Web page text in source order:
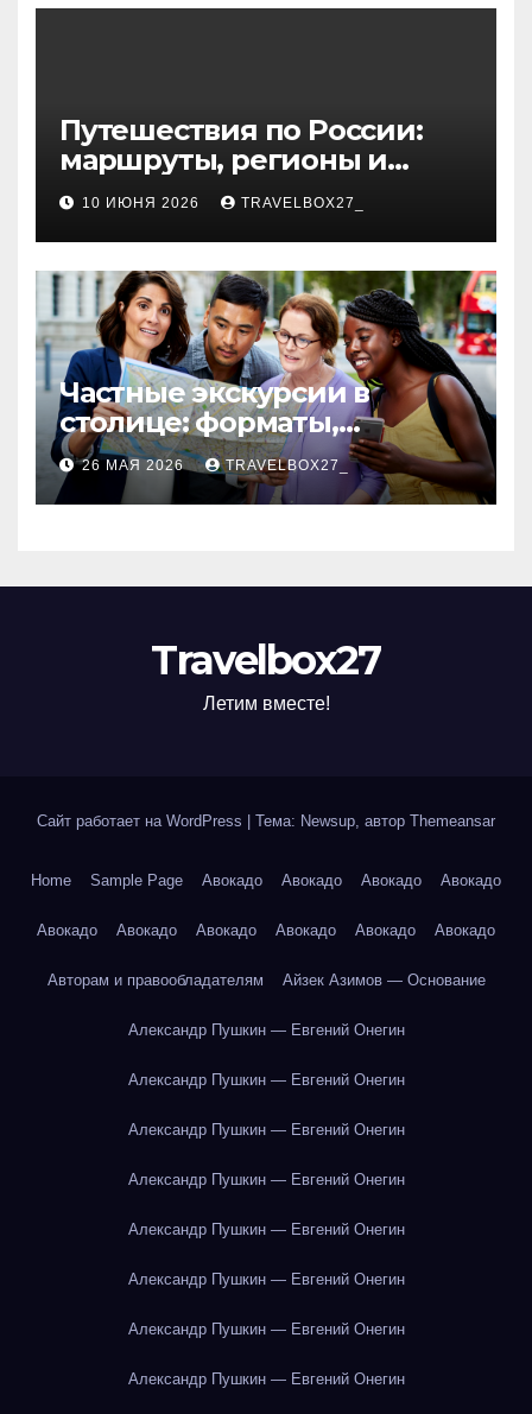
волокна
Путешествия по России:
маршруты, регионы и
особенности поездок
10 ИЮНЯ 2026 TRAVELBOX27_
Частные экскурсии в
столице: форматы,
маршруты и особенности
организации
26 МАЯ 2026 TRAVELBOX27_
Travelbox27
Летим вместе!
Сайт работает на WordPress Тема: Newsup, автор Themeansar
Home Sample Page Авокадо Авокадо Авокадо Авокадо
Авокадо Авокадо Авокадо Авокадо Авокадо Авокадо
Авторам и правообладателям Айзек Азимов — Основание
Александр Пушкин — Евгений Онегин
Александр Пушкин — Евгений Онегин
Александр Пушкин — Евгений Онегин
Александр Пушкин — Евгений Онегин
Александр Пушкин — Евгений Онегин
Александр Пушкин — Евгений Онегин
Александр Пушкин — Евгений Онегин
Александр Пушкин — Евгений Онегин